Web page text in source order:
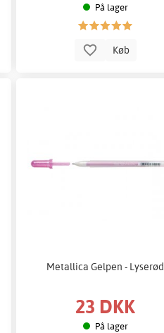
På lager
Køb
Metallica Gelpen - Lyserød
23 DKK
På lager